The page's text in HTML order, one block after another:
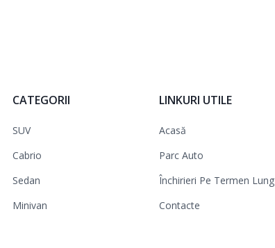
CATEGORII
SUV
Cabrio
Sedan
Minivan
LINKURI UTILE
Acasă
Parc Auto
Închirieri Pe Termen Lung
Contacte